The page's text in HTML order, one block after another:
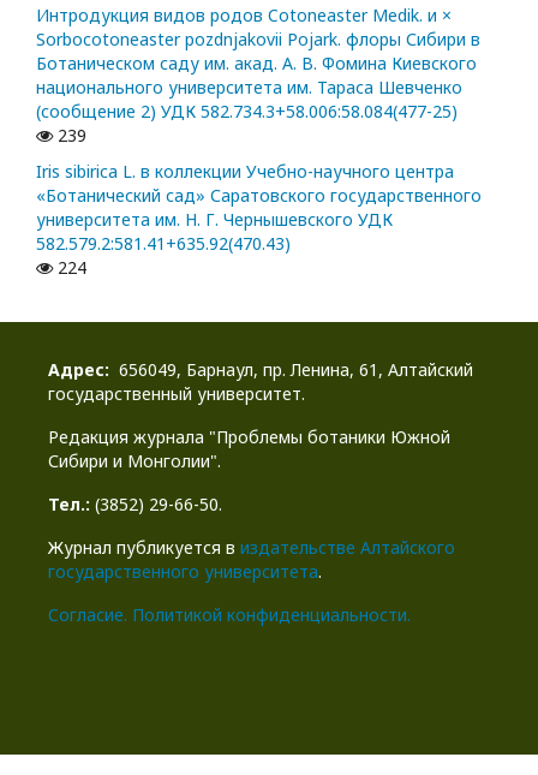
Интродукция видов родов Cotoneaster Medik. и ×
Sorbocotoneaster pozdnjakovii Pojark. флоры Сибири в
Ботаническом саду им. акад. А. В. Фомина Киевского
национального университета им. Тараса Шевченко
(сообщение 2) УДК 582.734.3+58.006:58.084(477-25)
239
Iris sibirica L. в коллекции Учебно-научного центра
«Ботанический сад» Саратовского государственного
университета им. Н. Г. Чернышевского УДК
582.579.2:581.41+635.92(470.43)
224
Адрес: 656049, Барнаул, пр. Ленина, 61, Алтайский
государственный университет.
Редакция журнала "Проблемы ботаники Южной
Сибири и Монголии".
Тел.: (3852) 29-66-50.
Журнал публикуется в издательстве Алтайского
государственного университета.
Cогласие. Политикой конфиденциальности.